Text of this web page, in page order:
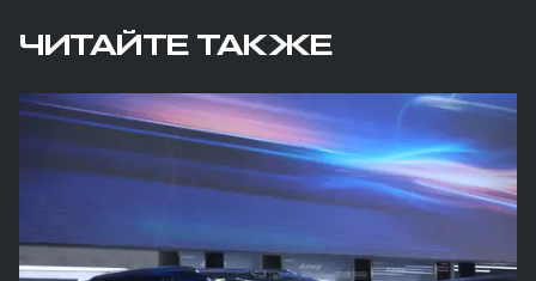
ЧИТАЙТЕ ТАКЖЕ